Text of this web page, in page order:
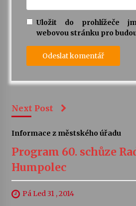
Uložit do prohlížeče
webovou stránku pro
Next Post
Informace z městského úřadu
Program 60. schůze
Humpolec
Pá Led 31 , 2014